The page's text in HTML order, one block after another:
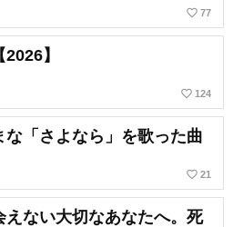
favorite_border 77
】
favorite_border 124
な「さよなら」を歌った曲
favorite_border 21
えない大切なあなたへ。死